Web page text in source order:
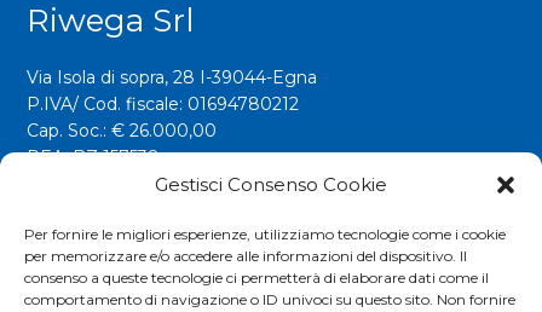
Gestisci Consenso Cookie
Per fornire le migliori esperienze, utilizziamo tecnologie come i cookie
per memorizzare e/o accedere alle informazioni del dispositivo. Il
consenso a queste tecnologie ci permetterà di elaborare dati come il
comportamento di navigazione o ID univoci su questo sito. Non fornire
Riwega Srl
Via Isola di sopra, 28 I-39044-Egna
P.IVA/ Cod. fiscale: 01694780212
Cap. Soc.: € 26.000,00
REA: BZ 157538
info@riwega.com
Tel.+39 0471 827500